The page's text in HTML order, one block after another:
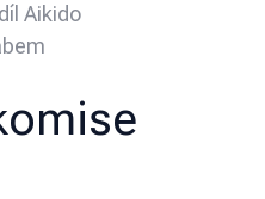
Aikido